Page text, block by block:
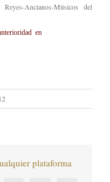
Ancianos-Músicos del
en
plataforma